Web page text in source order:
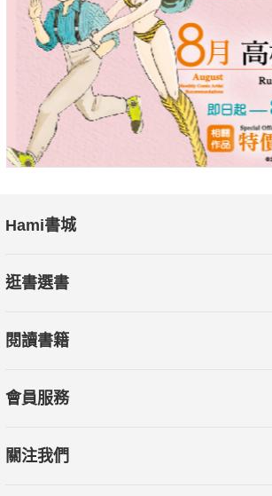
老闆要與下屬共用勞動果實，讚美下屬，
計畫。除了物質激勵，精神激勵同樣重要，
感，讓員工感受到自己的貢獻和價值。
【領導第七步：企業活力】
熱情是工作的動力，用100％的熱情做1
作更有效率，首先要做的是「把自己當成老
Hami書城
逛書選書
閱讀書籍
會員服務
關注我們